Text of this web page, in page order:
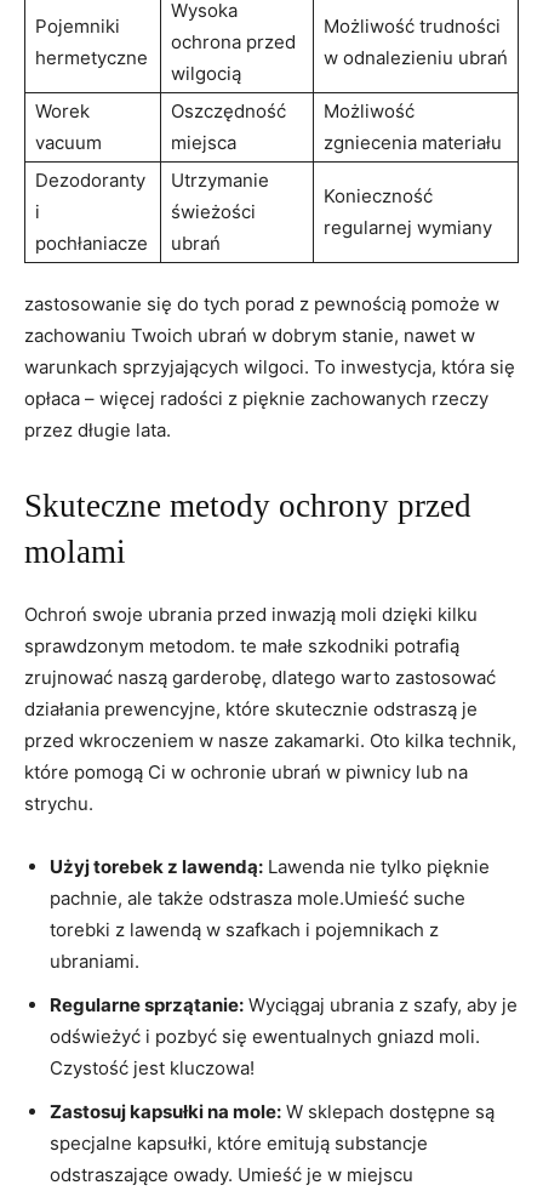
Pojemniki
hermetyczne
Wysoka
ochrona przed
wilgocią
Możliwość trudności
w odnalezieniu ubrań
Worek
vacuum
Oszczędność
miejsca
Możliwość
zgniecenia materiału
Dezodoranty
i
pochłaniacze
Utrzymanie
świeżości
ubrań
Konieczność
regularnej wymiany
zastosowanie się do tych porad z pewnością pomoże w
zachowaniu Twoich ubrań w dobrym stanie, nawet w
warunkach sprzyjających wilgoci. To inwestycja, która się
opłaca – więcej radości z pięknie zachowanych rzeczy
przez długie lata.
Skuteczne metody ochrony przed
molami
Ochroń swoje ubrania przed inwazją moli dzięki kilku
sprawdzonym metodom. te małe szkodniki potrafią
zrujnować naszą garderobę, dlatego warto zastosować
działania prewencyjne, które skutecznie odstraszą je
przed wkroczeniem w nasze zakamarki. Oto kilka technik,
które pomogą Ci w ochronie ubrań w piwnicy lub na
strychu.
Użyj torebek z lawendą: Lawenda nie tylko pięknie
pachnie, ale także odstrasza mole.Umieść suche
torebki z lawendą w szafkach i pojemnikach z
ubraniami.
Regularne sprzątanie: Wyciągaj ubrania z szafy, aby je
odświeżyć i pozbyć się ewentualnych gniazd moli.
Czystość jest kluczowa!
Zastosuj kapsułki na mole: W sklepach dostępne są
specjalne kapsułki, które emitują substancje
odstraszające owady. Umieść je w miejscu